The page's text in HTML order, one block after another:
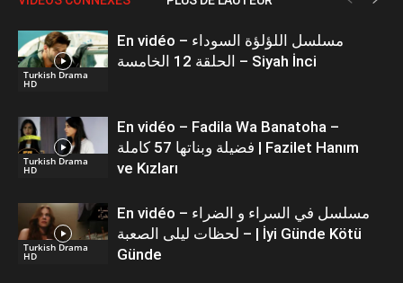
Turkish Drama
HD
En vidéo – مسلسل اللؤلؤة السوداء
الحلقة 12 الخامسة – Siyah İnci
Turkish Drama
HD
En vidéo – Fadila Wa Banatoha –
فضيلة وبناتها 57 كاملة | Fazilet Hanım
ve Kızları
Turkish Drama
HD
En vidéo – مسلسل في السراء و الضراء
– لحظات ليلى الصعبة | İyi Günde Kötü
Günde